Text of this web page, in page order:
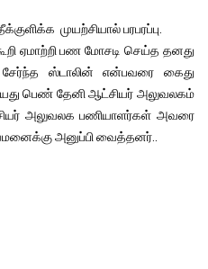
முயற்சியால் பரபரப்பு.
ஏமாற்றி பண மோசடி செய்த தனது
ஸ்டாலின் என்பவரை கைது
பெண் தேனி ஆட்சியர் அலுவலகம்
அலுவலக பணியாளர்கள் அவரை
அனுப்பி வைத்தனர்..